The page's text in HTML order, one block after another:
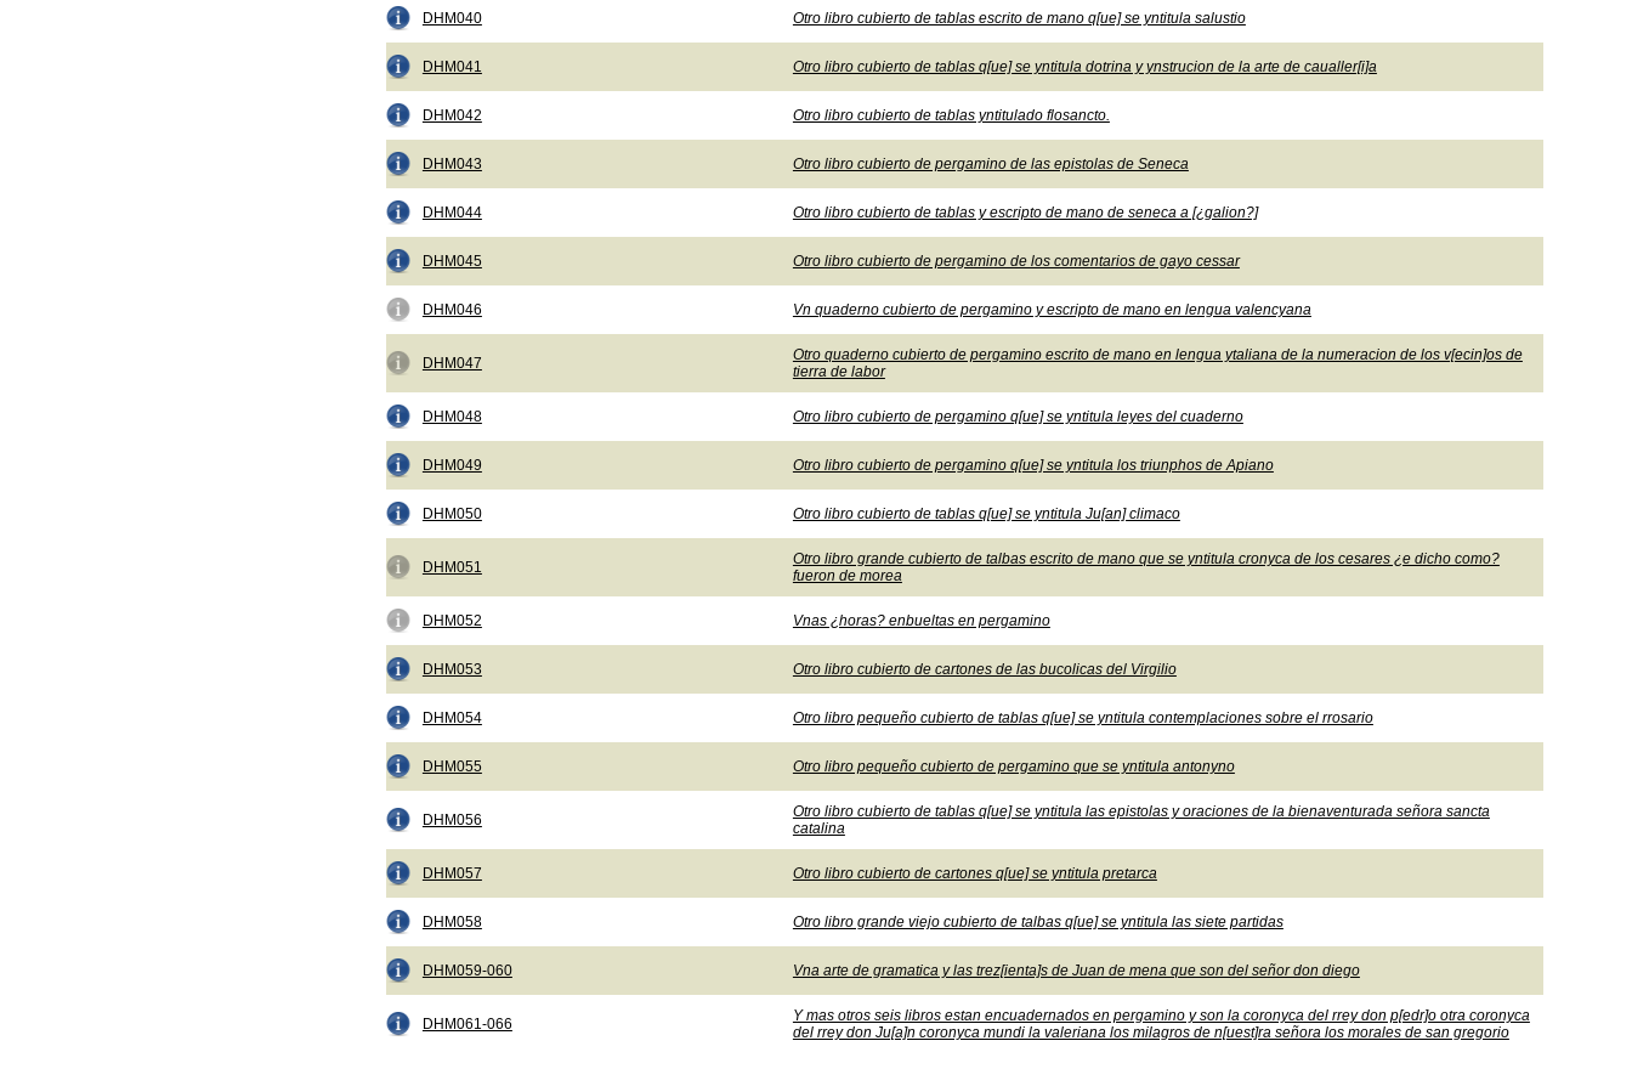
DHM040 Otro libro cubierto de tablas escrito de mano q[ue] se yntitula salustio
DHM041 Otro libro cubierto de tablas q[ue] se yntitula dotrina y ynstrucion de la arte de caualler[i]a
DHM042 Otro libro cubierto de tablas yntitulado flosancto.
DHM043 Otro libro cubierto de pergamino de las epistolas de Seneca
DHM044 Otro libro cubierto de tablas y escripto de mano de seneca a [¿galion?]
DHM045 Otro libro cubierto de pergamino de los comentarios de gayo cessar
DHM046 Vn quaderno cubierto de pergamino y escripto de mano en lengua valencyana
DHM047
Otro quaderno cubierto de pergamino escrito de mano en lengua ytaliana de la numeracion de los v[ecin]os de
tierra de labor
DHM048 Otro libro cubierto de pergamino q[ue] se yntitula leyes del cuaderno
DHM049 Otro libro cubierto de pergamino q[ue] se yntitula los triunphos de Apiano
DHM050 Otro libro cubierto de tablas q[ue] se yntitula Ju[an] climaco
DHM051
Otro libro grande cubierto de talbas escrito de mano que se yntitula cronyca de los cesares ¿e dicho como?
fueron de morea
DHM052 Vnas ¿horas? enbueltas en pergamino
DHM053 Otro libro cubierto de cartones de las bucolicas del Virgilio
DHM054 Otro libro pequeño cubierto de tablas q[ue] se yntitula contemplaciones sobre el rrosario
DHM055 Otro libro pequeño cubierto de pergamino que se yntitula antonyno
DHM056
Otro libro cubierto de tablas q[ue] se yntitula las epistolas y oraciones de la bienaventurada señora sancta
catalina
DHM057 Otro libro cubierto de cartones q[ue] se yntitula pretarca
DHM058 Otro libro grande viejo cubierto de talbas q[ue] se yntitula las siete partidas
DHM059-060 Vna arte de gramatica y las trez[ienta]s de Juan de mena que son del señor don diego
DHM061-066
Y mas otros seis libros estan encuadernados en pergamino y son la coronyca del rrey don p[edr]o otra coronyca
del rrey don Ju[a]n coronyca mundi la valeriana los milagros de n[uest]ra señora los morales de san gregorio